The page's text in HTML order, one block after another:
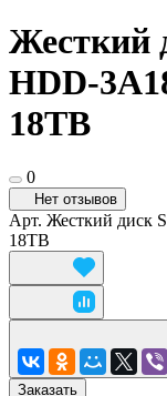
Жесткий
HDD-
18TB
0
Нет отзывов
Арт. Жесткий диск
18TB
Заказать